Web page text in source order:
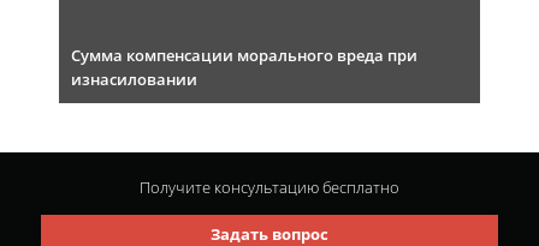
Сумма компенсации морального вреда при
изнасиловании
Задать вопрос
Получите консультациюбесплатно